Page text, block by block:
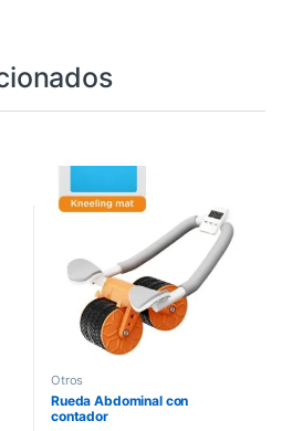
Otros
Rueda Abdominal con
contador